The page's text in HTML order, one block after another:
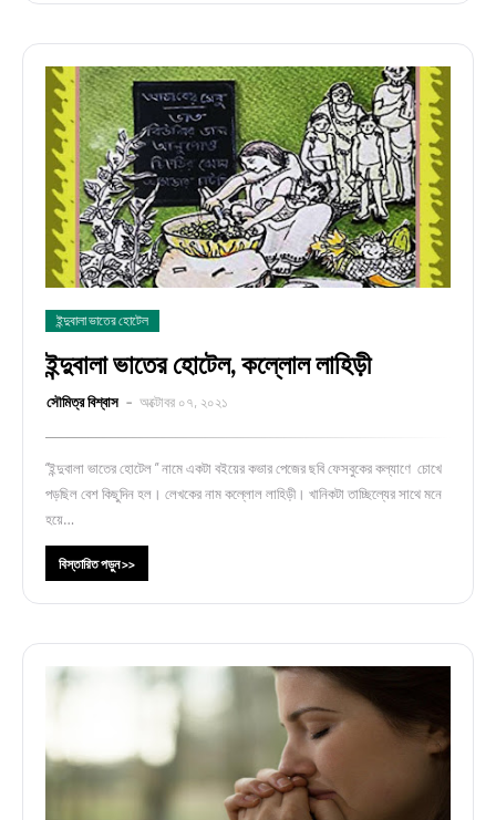
ইন্দুবালা ভাতের হোটেল
ইন্দুবালা ভাতের হোটেল, কল্লোল লাহিড়ী
সৌমিত্র বিশ্বাস অক্টোবর ০৭, ২০২১
“ইন্দুবালা ভাতের হোটেল ” নামে একটা বইয়ের কভার পেজের ছবি ফেসবুকের কল্যাণে চোখে
পড়ছিল বেশ কিছুদিন হল। লেখকের নাম কল্লোল লাহিড়ী। খানিকটা তাচ্ছিল্যের সাথে মনে
হয়ে…
বিস্তারিত পড়ুন >>